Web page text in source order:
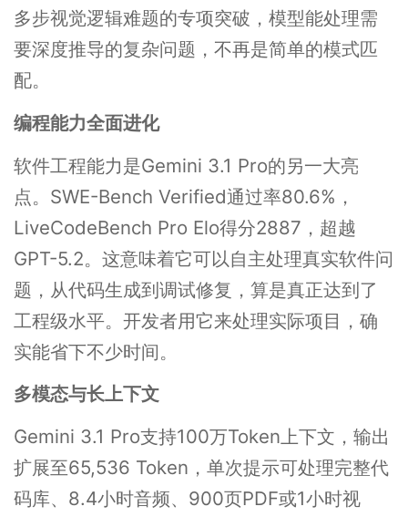
多步视觉逻辑难题的专项突破，模型能处理需
要深度推导的复杂问题，不再是简单的模式匹
配。
编程能力全面进化
软件工程能力是Gemini 3.1 Pro的另一大亮
点。SWE-Bench Verified通过率80.6%，
LiveCodeBench Pro Elo得分2887，超越
GPT-5.2。这意味着它可以自主处理真实软件问
题，从代码生成到调试修复，算是真正达到了
工程级水平。开发者用它来处理实际项目，确
实能省下不少时间。
多模态与长上下文
Gemini 3.1 Pro支持100万Token上下文，输出
扩展至65,536 Token，单次提示可处理完整代
码库、8.4小时音频、900页PDF或1小时视